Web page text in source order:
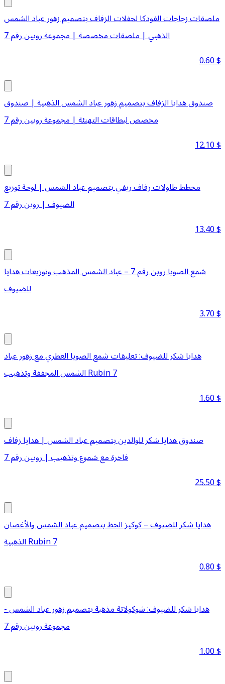
ملصقات زجاجات الفودكا لحفلات الزفاف بتصميم زهور عباد الشمس
الذهبي | ملصقات مخصصة | مجموعة روبين رقم 7
0.60$
صندوق هدايا الزفاف بتصميم زهور عباد الشمس الذهبية | صندوق
مخصص لبطاقات التهنئة | مجموعة روبين رقم 7
12.10$
مخطط طاولات زفاف ريفي بتصميم عباد الشمس | لوحة توزيع
الضيوف | روبن رقم 7
13.40$
شمع الصويا روبن رقم 7 – عباد الشمس المذهب وتوزيعات هدايا
للضيوف
3.70$
هدايا شكر للضيوف: تعليقات شمع الصويا العطري مع زهور عباد
الشمس المجففة وتذهيب Rubin 7
1.60$
صندوق هدايا شكر للوالدين بتصميم عباد الشمس | هدايا زفاف
فاخرة مع شموع وتذهيب | روبين رقم 7
25.50$
هدايا شكر للضيوف – كوكيز الحظ بتصميم عباد الشمس والأغصان
الذهبية Rubin 7
0.80$
هدايا شكر للضيوف: شوكولاتة مذهبة بتصميم زهور عباد الشمس -
مجموعة روبين رقم 7
1.00$